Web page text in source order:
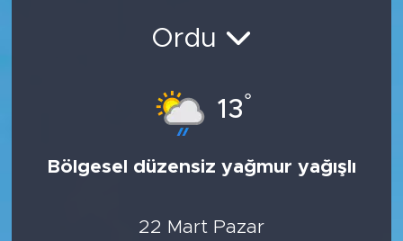
Ordu
13°
Bölgesel düzensiz yağmur yağışlı
22 Mart Pazar